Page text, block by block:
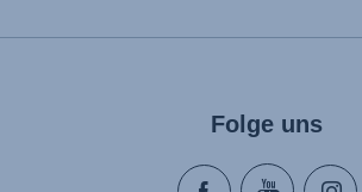
Folge uns